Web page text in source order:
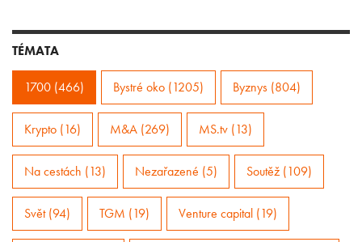
TÉMATA
1700 (466) Bystré oko (1205) Byznys (804)
Krypto (16) M&A (269) MS.tv (13)
Na cestách (13) Nezařazené (5) Soutěž (109)
Svět (94) TGM (19) Venture capital (19)